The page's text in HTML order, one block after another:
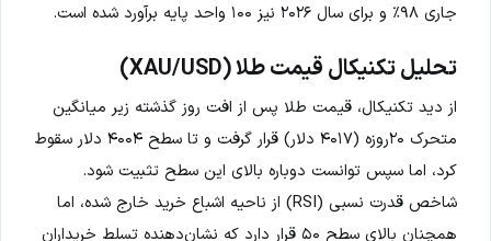
جاری ۹۸٪ و برای سال ۲۰۲۶ نیز ۱۰۰ واحد پایه برآورد شده است.
تحلیل تکنیکال قیمت طلا (XAU/USD)
از دید تکنیکال، قیمت طلا پس از افت روز گذشته زیر میانگین
متحرک ۲۰روزه (۴۰۱۷ دلار) قرار گرفت و تا سطح ۴۰۰۴ دلار سقوط
کرد، اما سپس توانست دوباره بالای این سطح تثبیت شود.
شاخص قدرت نسبی (RSI) از ناحیه اشباع خرید خارج شده، اما
همچنان بالای سطح ۵۰ قرار دارد که نشان‌دهنده تسلط خریداران